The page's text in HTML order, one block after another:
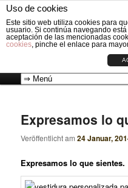
Uso de cookies
Este sitio web utiliza cookies para
usuario. Si continúa navegando
aceptación de las mencionadas
cookies, pinche el enlace para
VESTIDURAS
Fabricación de vestiduras para
Capazos, Sombrillas, Bolsos y
Zum
wechseln
Zum
Inhalt
wechseln
Expresamos lo
Veröffentlicht am24 Januar,
Expresamos lo que sientes.